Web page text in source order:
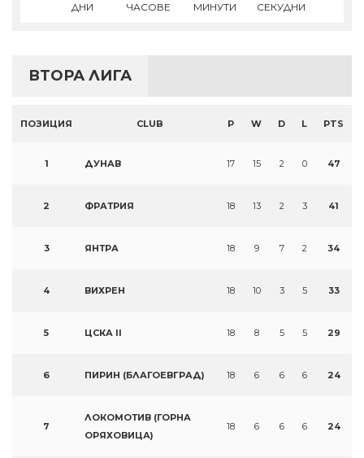
ДНИ ЧАСОВЕ МИНУТИ СЕКУДНИ
ВТОРА ЛИГА
ПОЗИЦИЯ CLUB P W D L PTS
1 ДУНАВ 17 15 2 0 47
2 ФРАТРИЯ 18 13 2 3 41
3 ЯНТРА 18 9 7 2 34
4 ВИХРЕН 18 10 3 5 33
5 ЦСКА II 18 8 5 5 29
6 ПИРИН (БЛАГОЕВГРАД) 18 6 6 6 24
7
ЛОКОМОТИВ (ГОРНА
ОРЯХОВИЦА)
18 6 6 6 24